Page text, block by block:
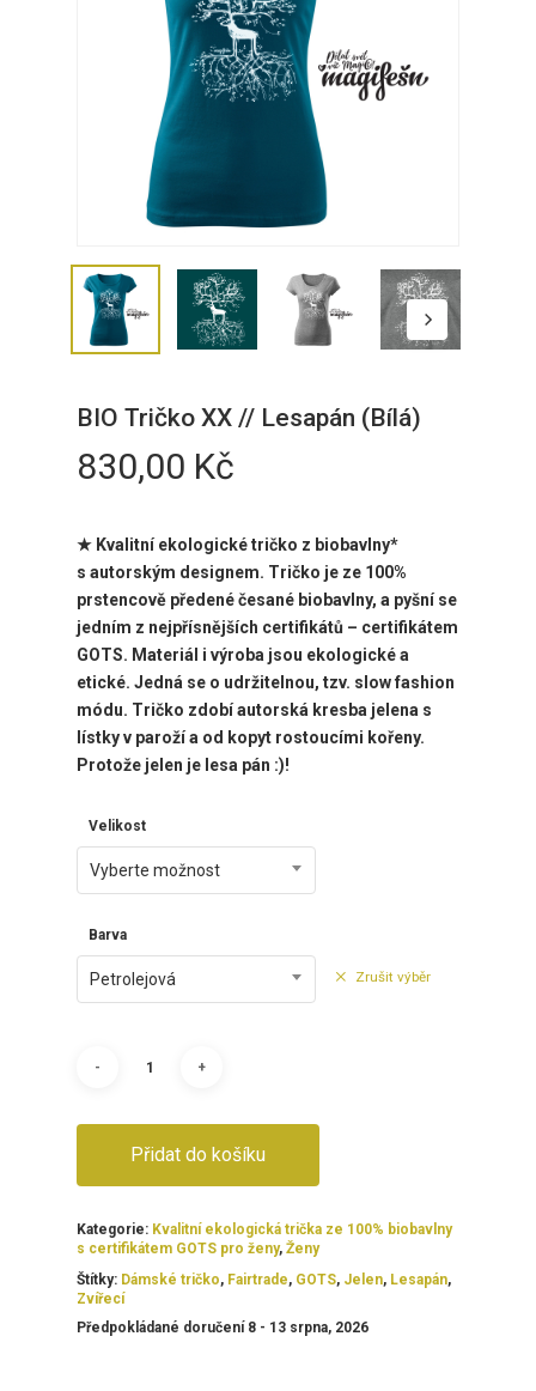
BIO Tričko XX // Lesapán (Bílá)
830,00 Kč
★ Kvalitní ekologické tričko z biobavlny*
s autorským designem. Tričko je ze 100%
prstencově předené česané biobavlny, a pyšní se
jedním z nejpřísnějších certifikátů – certifikátem
GOTS. Materiál i výroba jsou ekologické a
etické. Jedná se o udržitelnou, tzv. slow fashion
módu. Tričko zdobí autorská kresba jelena s
lístky v paroží a od kopyt rostoucími kořeny.
Protože jelen je lesa pán :)!
Velikost
Vyberte možnost
Barva
Petrolejová Zrušit výběr
Přidat do košíku
Kategorie: Kvalitní ekologická trička ze 100% biobavlny
s certifikátem GOTS pro ženy, Ženy
Štítky: Dámské tričko, Fairtrade, GOTS, Jelen, Lesapán,
Zvířecí
Předpokládané doručení 8 - 13 srpna, 2026